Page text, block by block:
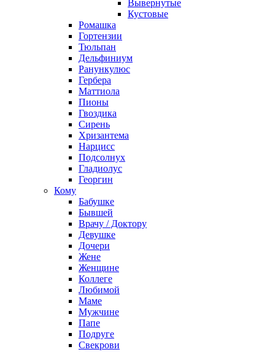
Вывернутые
Кустовые
Ромашка
Гортензии
Тюльпан
Дельфиниум
Ранункулюс
Гербера
Маттиола
Пионы
Гвоздика
Сирень
Хризантема
Нарцисс
Подсолнух
Гладиолус
Георгин
Кому
Бабушке
Бывшей
Врачу / Доктору
Девушке
Дочери
Жене
Женщине
Коллеге
Любимой
Маме
Мужчине
Папе
Подруге
Свекрови